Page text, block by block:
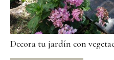
Decora tu jardín con